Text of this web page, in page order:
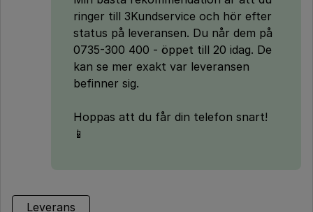
ringer till 3Kundservice och hör efter
status på leveransen. Du når dem på
0735-300 400 - öppet till 20 idag. De
kan se mer exakt var leveransen
befinner sig.
Hoppas att du får din telefon snart!
📱
Leverans